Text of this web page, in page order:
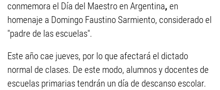
conmemora el Día del Maestro en Argentina, en
homenaje a Domingo Faustino Sarmiento, considerado el
"padre de las escuelas".
Este año cae jueves, por lo que afectará el dictado
normal de clases. De este modo, alumnos y docentes de
escuelas primarias tendrán un día de descanso escolar.